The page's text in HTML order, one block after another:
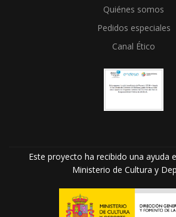
Quiénes somos
Pedidos especiales
Canal Ético
Este proyecto ha recibido una ayuda
Ministerio de Cultura y